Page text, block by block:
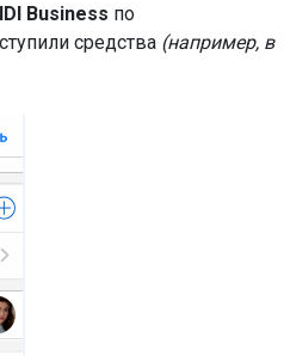
Business по
средства (например, в